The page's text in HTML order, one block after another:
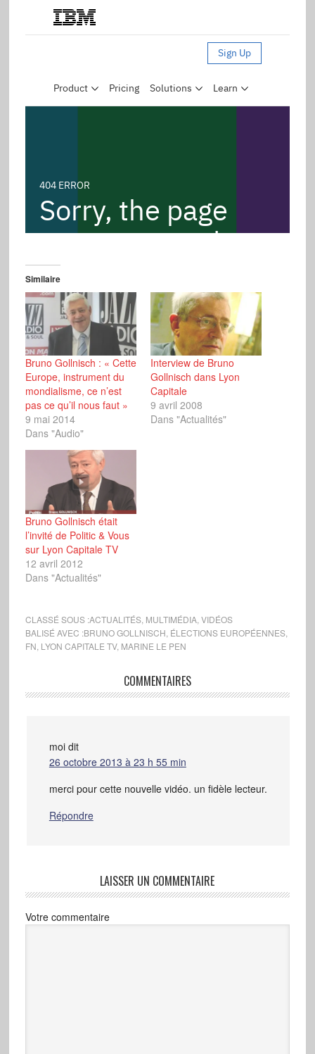
Similaire
Bruno Gollnisch : « Cette
Europe, instrument du
mondialisme, ce n’est
pas ce qu’il nous faut »
9 mai 2014
Dans "Audio"
Interview de Bruno
Gollnisch dans Lyon
Capitale
9 avril 2008
Dans "Actualités"
Bruno Gollnisch était
l’invité de Politic & Vous
sur Lyon Capitale TV
12 avril 2012
Dans "Actualités"
CLASSÉ SOUS :ACTUALITÉS, MULTIMÉDIA, VIDÉOS
BALISÉ AVEC :BRUNO GOLLNISCH ÉLECTIONS EUROPÉENNES,
FN LYON CAPITALE TV, MARINE LE PEN
COMMENTAIRES
moi dit
26 octobre 2013 à 23 h 55 min
merci pour cette nouvelle vidéo. un fidèle lecteur.
Répondre
LAISSER UN COMMENTAIRE
Votre commentaire